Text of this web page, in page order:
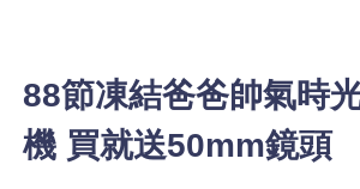
88節凍結爸爸帥氣時
機 買就送50mm鏡頭